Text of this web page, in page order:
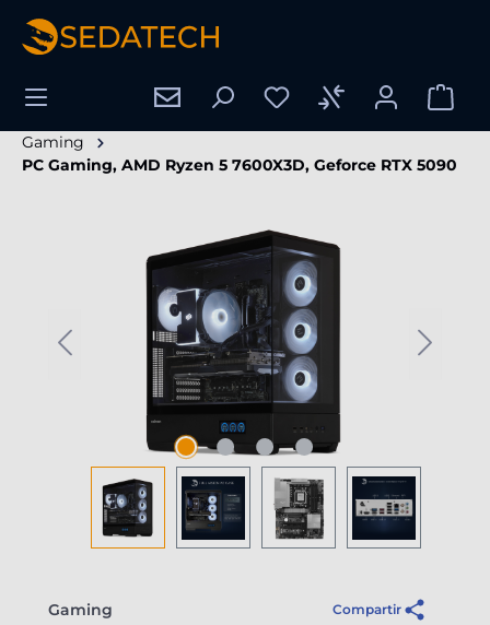
principal
Gaming
PC Gaming, AMD Ryzen 5 7600X3D, Geforce RTX 5090
Omitir galería de imágenes
Gaming Compartir